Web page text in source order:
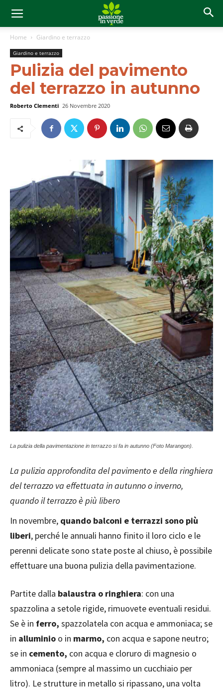
Home Giardino e terrazzo
Giardino e terrazzo
Pulizia del pavimento
del terrazzo in autunno
Roberto Clementi 26 Novembre 2020
La pulizia della pavimentazione in terrazzo si fa in autunno (Foto Marangon).
La pulizia approfondita del pavimento e della ringhiera
del terrazzo va effettuata in autunno o inverno,
quando il terrazzo è più libero
In novembre, quando balconi e terrazzi sono più
liberi, perché le annuali hanno finito il loro ciclo e le
perenni delicate sono state poste al chiuso, è possibile
effettuare una buona pulizia della pavimentazione.
Partite dalla balaustra o ringhiera: con una
spazzolina a setole rigide, rimuovete eventuali residui.
Se è in ferro, spazzolatela con acqua e ammoniaca; se
in alluminio o in marmo, con acqua e sapone neutro;
se in cemento, con acqua e cloruro di magnesio o
ammoniaca (sempre al massimo un cucchiaio per
litro). Le strutture in metallo si ripassano, una volta